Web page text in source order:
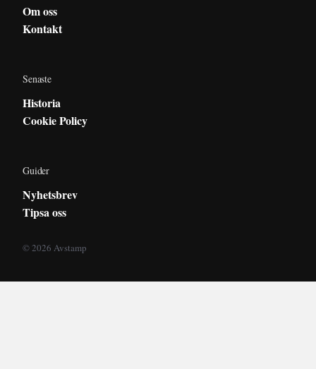
Om oss
Kontakt
Senaste
Historia
Cookie Policy
Guider
Nyhetsbrev
Tipsa oss
© 2026 Avstamp